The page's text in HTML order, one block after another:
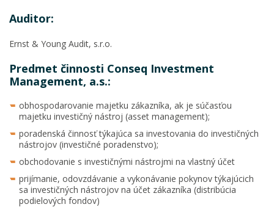
Auditor:
Ernst & Young Audit, s.r.o.
Predmet činnosti Conseq Investment
Management, a.s.:
obhospodarovanie majetku zákazníka, ak je súčasťou
majetku investičný nástroj (asset management);
poradenská činnosť týkajúca sa investovania do investičných
nástrojov (investičné poradenstvo);
obchodovanie s investičnými nástrojmi na vlastný účet
prijímanie, odovzdávanie a vykonávanie pokynov týkajúcich
sa investičných nástrojov na účet zákazníka (distribúcia
podielových fondov)